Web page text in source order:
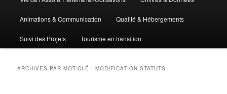
Animations & Communication Qualité & Hébergements
Suivi des Projets Tourisme en transition
ARCHIVES PAR MOT-CLÉ :MODIFICATION STATUTS